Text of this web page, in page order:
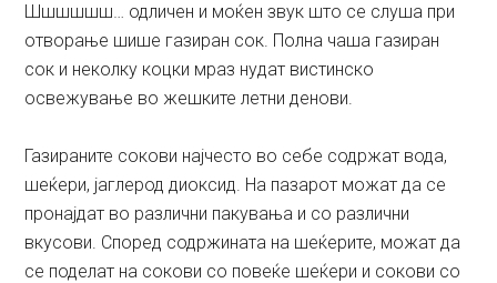
Шшшшшш… одличен и моќен звук што се слуша при
отворање шише газиран сок. Полна чаша газиран
сок и неколку коцки мраз нудат вистинско
освежување во жешките летни денови.
Газираните сокови најчесто во себе содржат вода,
шеќери, јаглерод диоксид. На пазарот можат да се
пронајдат во различни пакувања и со различни
вкусови. Според содржината на шеќерите, можат да
се поделат на сокови со повеќе шеќери и сокови со